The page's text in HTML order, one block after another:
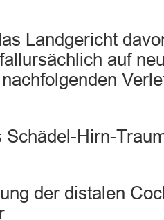
Landgericht
auf
Schädel-Hirn-
der distalen